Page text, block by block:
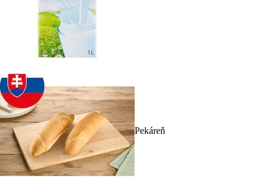
Pekáreň